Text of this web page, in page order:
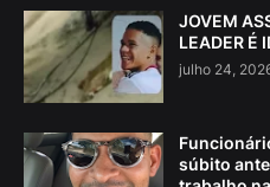
JOVEM
LEADER É
julho 24,
súbito